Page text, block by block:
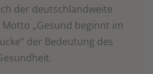
der deutschlandweite
„Gesund beginnt im
der Bedeutung des